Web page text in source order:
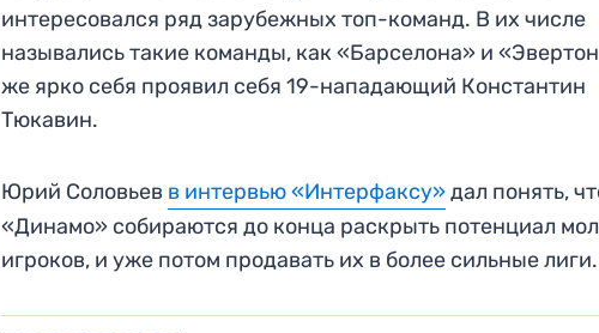
интересовался ряд зарубежных топ-команд. В их числе
назывались такие команды, как «Барселона» и
же ярко себя проявил себя 19-нападающий Константин
Тюкавин.
Юрий Соловьев в интервью «Интерфаксу»дал понять,
«Динамо» собираются до конца раскрыть потенциал
игроков, и уже потом продавать их в более сильные лиги.